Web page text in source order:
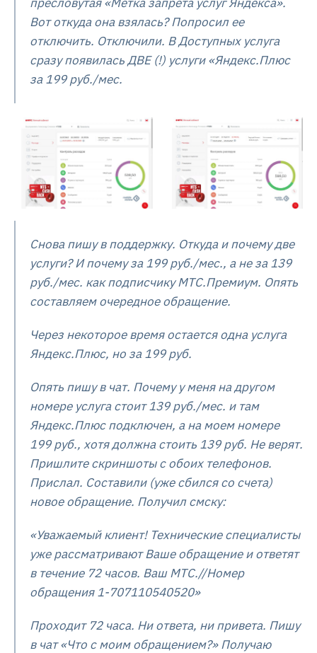
Вот откуда она взялась? Попросил ее
отключить. Отключили. В Доступных услуга
сразу появилась ДВЕ (!) услуги «Яндекс.Плюс
за 199 руб./мес.
Снова пишу в поддержку. Откуда и почему две
услуги? И почему за 199 руб./мес., а не за 139
руб./мес. как подписчику МТС.Премиум. Опять
составляем очередное обращение.
Через некоторое время остается одна услуга
Яндекс.Плюс, но за 199 руб.
Опять пишу в чат. Почему у меня на другом
номере услуга стоит 139 руб./мес. и там
Яндекс.Плюс подключен, а на моем номере
199 руб., хотя должна стоить 139 руб. Не верят.
Пришлите скриншоты с обоих телефонов.
Прислал. Составили (уже сбился со счета)
новое обращение. Получил смску:
«Уважаемый клиент! Технические специалисты
уже рассматривают Ваше обращение и ответят
в течение 72 часов. Ваш МТС.//Номер
обращения 1-707110540520»
Проходит 72 часа. Ни ответа, ни привета. Пишу
в чат «Что с моим обращением?» Получаю